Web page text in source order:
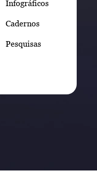
Infográficos
Cadernos
Pesquisas